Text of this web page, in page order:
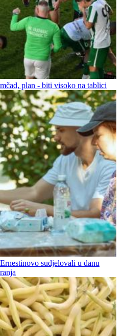
plan - biti visoko na tablici
sudjelovali u danu